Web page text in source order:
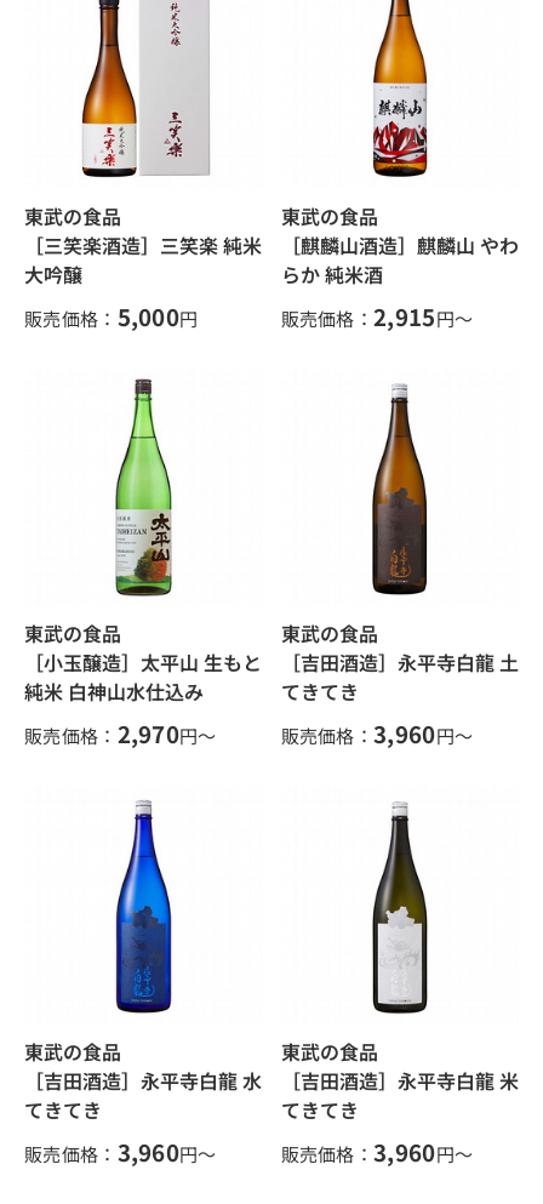
東武の食品
［三笑楽酒造］三笑楽 純米
大吟醸
販売価格： 5,000円
東武の食品
［麒麟山酒造］麒麟山 やわ
らか 純米酒
販売価格： 2,915円～
東武の食品
［小玉醸造］太平山 生もと
純米 白神山水仕込み
販売価格： 2,970円～
東武の食品
［吉田酒造］永平寺白龍 土
てきてき
販売価格： 3,960円～
東武の食品
［吉田酒造］永平寺白龍 水
てきてき
販売価格： 3,960円～
東武の食品
［吉田酒造］永平寺白龍 米
てきてき
販売価格： 3,960円～